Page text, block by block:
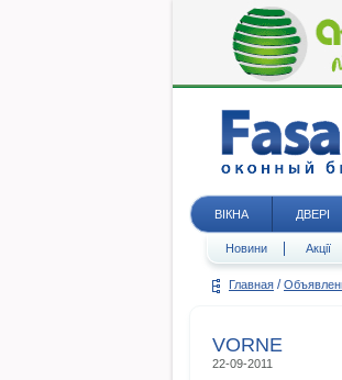
ВІКНА ДВЕРІ
Новини Акції
Главная /
VORNE
22-09-2011